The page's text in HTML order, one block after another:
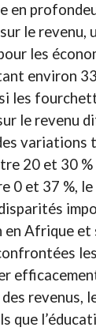
en
le revenu,
les
environ
les
le revenu
variations
20 et 30
0 et 37 %,
en Afrique et
revenus,
que